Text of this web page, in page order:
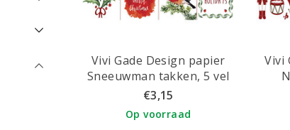
Vivi Gade Design papier
Sneeuwman takken, 5 vel
€3,15
Op voorraad
Vivi